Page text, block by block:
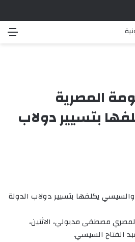
المصرية
بتسيير دولاب
يكلفها بتسيير دولاب الدولة
مصطفى مدبولي، الاثنين،
الفتاح السيسي.